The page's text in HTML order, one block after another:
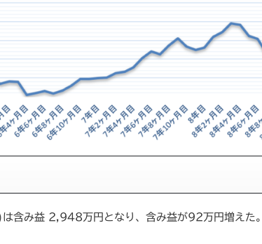
み益 2,948万円となり、含み益が92万円増えた。